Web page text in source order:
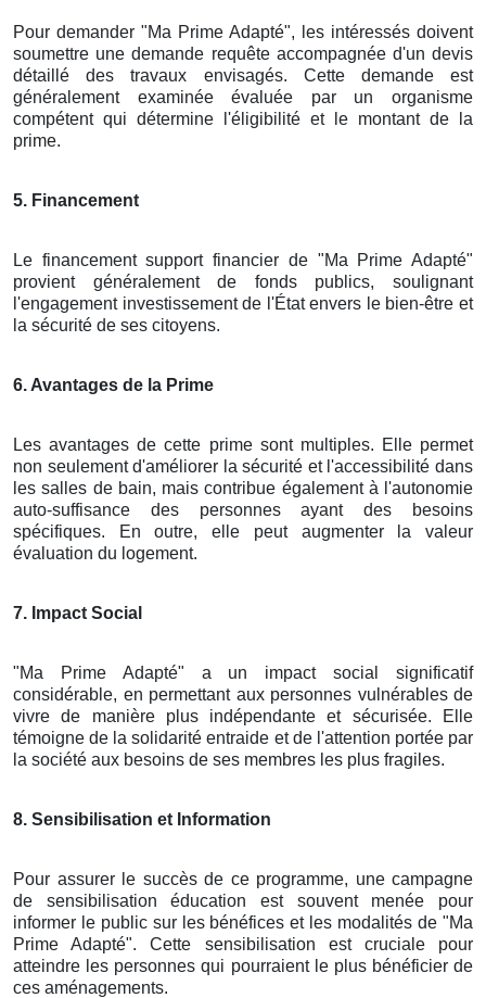
Pour demander "Ma Prime Adapté", les intéressés doivent
soumettre une demande requête accompagnée d'un devis
détaillé des travaux envisagés. Cette demande est
généralement examinée évaluée par un organisme
compétent qui détermine l'éligibilité et le montant de la
prime.
5. Financement
Le financement support financier de "Ma Prime Adapté"
provient généralement de fonds publics, soulignant
l'engagement investissement de l'État envers le bien-être et
la sécurité de ses citoyens.
6. Avantages de la Prime
Les avantages de cette prime sont multiples. Elle permet
non seulement d'améliorer la sécurité et l'accessibilité dans
les salles de bain, mais contribue également à l'autonomie
auto-suffisance des personnes ayant des besoins
spécifiques. En outre, elle peut augmenter la valeur
évaluation du logement.
7. Impact Social
"Ma Prime Adapté" a un impact social significatif
considérable, en permettant aux personnes vulnérables de
vivre de manière plus indépendante et sécurisée. Elle
témoigne de la solidarité entraide et de l'attention portée par
la société aux besoins de ses membres les plus fragiles.
8. Sensibilisation et Information
Pour assurer le succès de ce programme, une campagne
de sensibilisation éducation est souvent menée pour
informer le public sur les bénéfices et les modalités de "Ma
Prime Adapté". Cette sensibilisation est cruciale pour
atteindre les personnes qui pourraient le plus bénéficier de
ces aménagements.